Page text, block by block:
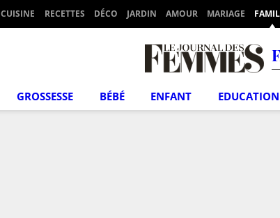
CUISINE RECETTES DÉCO JARDIN AMOUR MARIAGE
GROSSESSE BÉBÉ ENFANT EDUCATION